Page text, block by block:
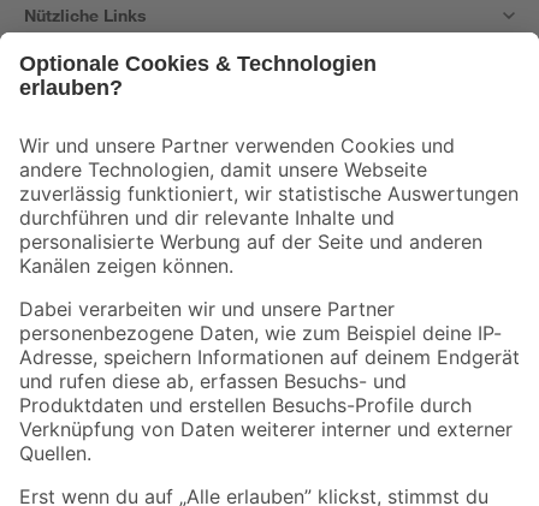
Nützliche Links
Der toom Newsletter: Keine Angebote und Aktionen mehr verpassen!
Zur Newsletter Anmeldung
Folge uns
Zahlungsarten Versandarten
Sicher einkaufen